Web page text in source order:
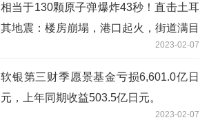
相当于130颗原子弹爆炸43秒！直击土耳
其地震：楼房崩塌，港口起火，街道满目
2023-02-07
软银第三财季愿景基金亏损6,601.0亿日
元，上年同期收益503.5亿日元。
2023-02-07